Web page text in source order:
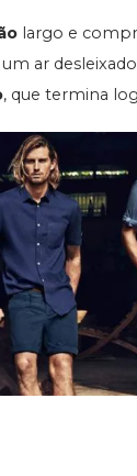
largo e
um ar
, que termina